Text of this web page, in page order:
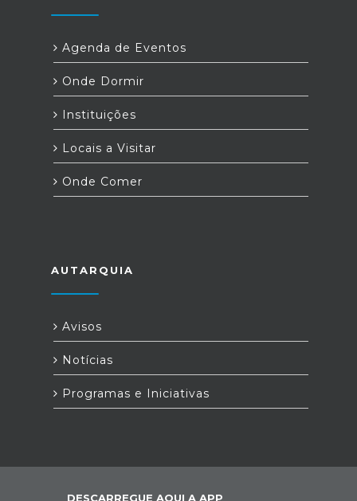
Agenda de Eventos
Onde Dormir
Instituições
Locais a Visitar
Onde Comer
AUTARQUIA
Avisos
Notícias
Programas e Iniciativas
DESCARREGUE AQUI A APP